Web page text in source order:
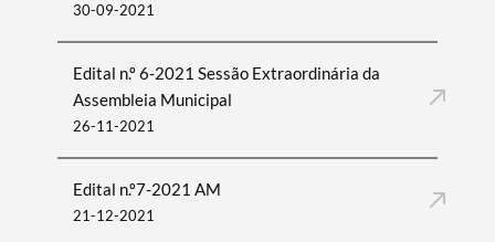
30-09-2021
Edital n.º 6-2021 Sessão Extraordinária da
Assembleia Municipal
26-11-2021
Edital n.º7-2021 AM
21-12-2021